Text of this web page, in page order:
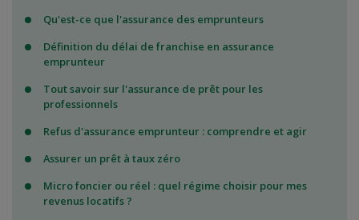
Qu'est-ce que l'assurance des emprunteurs
Définition du délai de franchise en assurance
emprunteur
Tout savoir sur l'assurance de prêt pour les
professionnels
Refus d'assurance emprunteur : comprendre et agir
Assurer un prêt à taux zéro
Micro foncier ou réel : quel régime choisir pour mes
revenus locatifs ?